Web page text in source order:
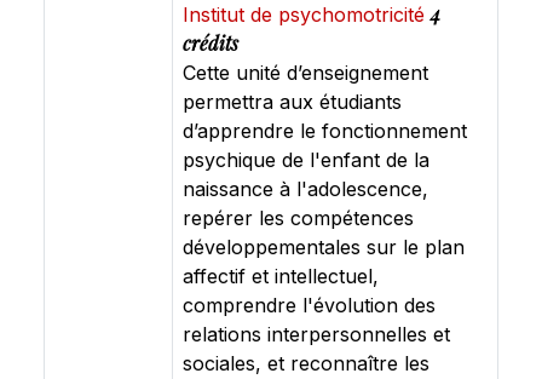
Institut de psychomotricité4
crédits
Cette unité d’enseignement
permettra aux étudiants
d’apprendre le fonctionnement
psychique de l'enfant de la
naissance à l'adolescence,
repérer les compétences
développementales sur le plan
affectif et intellectuel,
comprendre l'évolution des
relations interpersonnelles et
sociales, et reconnaître les